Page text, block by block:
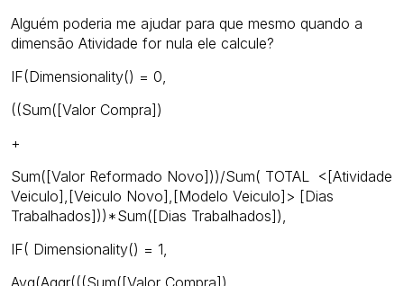
Alguém poderia me ajudar para que mesmo quando a
dimensão Atividade for nula ele calcule?
IF(Dimensionality() = 0,
((Sum([Valor Compra])
+
Sum([Valor Reformado Novo]))/Sum( TOTAL <[Atividade
Veiculo],[Veiculo Novo],[Modelo Veiculo]> [Dias
Trabalhados]))*Sum([Dias Trabalhados]),
IF( Dimensionality() = 1,
Avg(Aggr(((Sum([Valor Compra])